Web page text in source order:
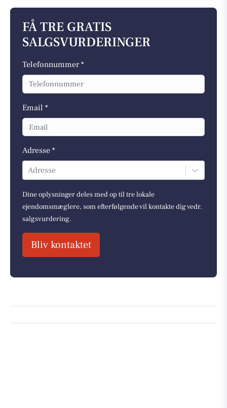
FÅ TRE GRATIS
SALGSVURDERINGER
Telefonnummer *
Email *
Adresse *
Adresse
Dine oplysninger deles med op til tre lokale
ejendomsmæglere, som efterfølgende vil kontakte dig vedr.
salgsvurdering.
Bliv kontaktet